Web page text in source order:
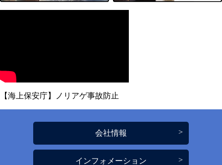
【海上保安庁】ノリアゲ事故防止
会社情報
インフォメーション